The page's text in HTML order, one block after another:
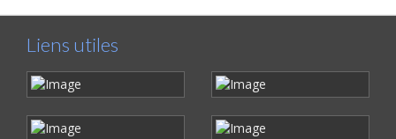
Liens utiles